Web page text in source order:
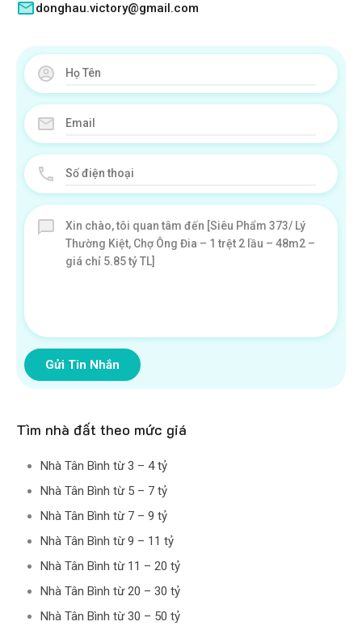
donghau.victory@gmail.com
Gửi Tin Nhắn
Tìm nhà đất theo mức giá
Nhà Tân Bình từ 3 – 4 tỷ
Nhà Tân Bình từ 5 – 7 tỷ
Nhà Tân Bình từ 7 – 9 tỷ
Nhà Tân Bình từ 9 – 11 tỷ
Nhà Tân Bình từ 11 – 20 tỷ
Nhà Tân Bình từ 20 – 30 tỷ
Nhà Tân Bình từ 30 – 50 tỷ